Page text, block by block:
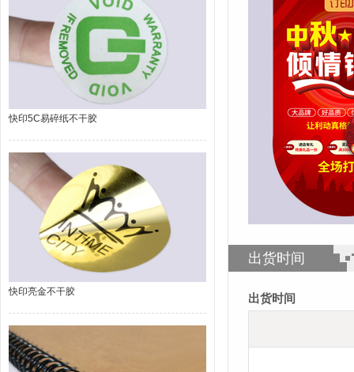
快印5C易碎纸不干胶
快印亮金不干胶
出货时间
出货时间